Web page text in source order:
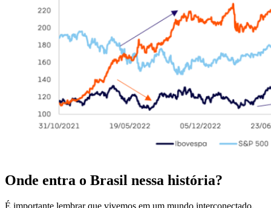
Onde entra o Brasil nessa história?
É importante lembrar que vivemos em um mundo interconectado,